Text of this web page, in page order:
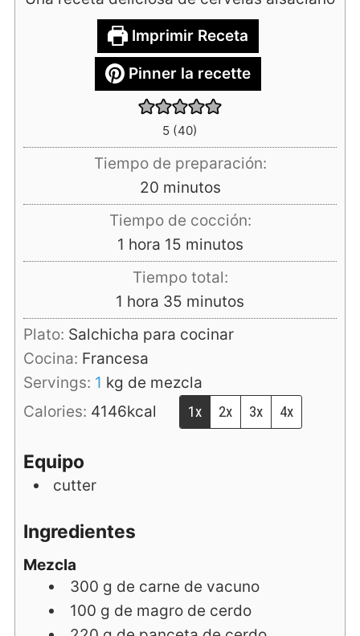
Imprimir Receta
Pinner la recette
5 (40)
Tiempo de preparación:
20minutos
minutos
Tiempo de cocción:
1 hora
hora 15minutos
minutos
Tiempo total:
1 hora
hora 35 minutos
minutos
Plato: Salchicha para cocinar
Cocina: Francesa
Servings: 1 kg de mezcla
Calories: 4146kcal 1x 2x 3x 4x
Equipo
cutter
Ingredientes
Mezcla
300 g de carne de vacuno
100 g de magro de cerdo